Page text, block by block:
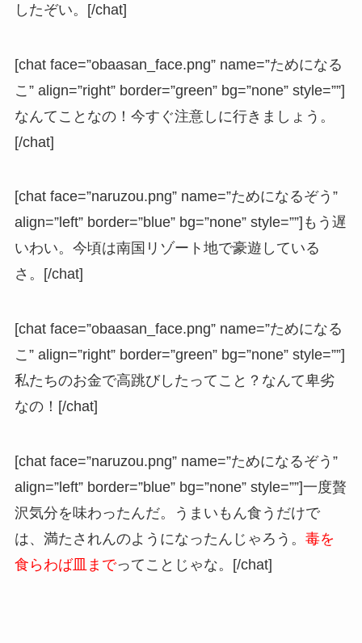
したぞい。[/chat]
[chat face=”obaasan_face.png” name=”ためになる
こ” align=”right” border=”green” bg=”none” style=””]
なんてことなの！今すぐ注意しに行きましょう。
[/chat]
[chat face=”naruzou.png” name=”ためになるぞう”
align=”left” border=”blue” bg=”none” style=””]もう遅
いわい。今頃は南国リゾート地で豪遊している
さ。[/chat]
[chat face=”obaasan_face.png” name=”ためになる
こ” align=”right” border=”green” bg=”none” style=””]
私たちのお金で高跳びしたってこと？なんて卑劣
なの！[/chat]
[chat face=”naruzou.png” name=”ためになるぞう”
align=”left” border=”blue” bg=”none” style=””]一度贅
沢気分を味わったんだ。うまいもん食うだけで
は、満たされんのようになったんじゃろう。 毒を
食らわば皿までってことじゃな。[/chat]